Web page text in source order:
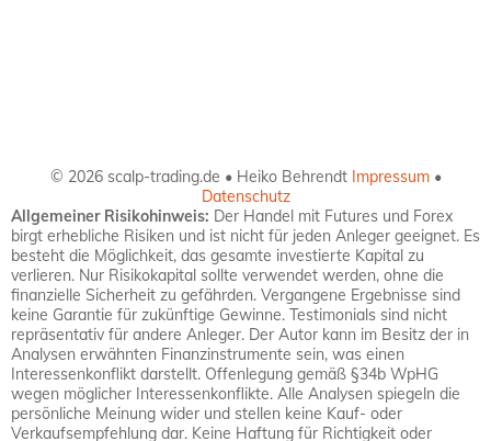
© 2026 scalp-trading.de • Heiko Behrendt Impressum•
Datenschutz
Allgemeiner Risikohinweis: Der Handel mit Futures und Forex
birgt erhebliche Risiken und ist nicht für jeden Anleger geeignet. Es
besteht die Möglichkeit, das gesamte investierte Kapital zu
verlieren. Nur Risikokapital sollte verwendet werden, ohne die
finanzielle Sicherheit zu gefährden. Vergangene Ergebnisse sind
keine Garantie für zukünftige Gewinne. Testimonials sind nicht
repräsentativ für andere Anleger. Der Autor kann im Besitz der in
Analysen erwähnten Finanzinstrumente sein, was einen
Interessenkonflikt darstellt. Offenlegung gemäß §34b WpHG
wegen möglicher Interessenkonflikte. Alle Analysen spiegeln die
persönliche Meinung wider und stellen keine Kauf- oder
Verkaufsempfehlung dar. Keine Haftung für Richtigkeit oder